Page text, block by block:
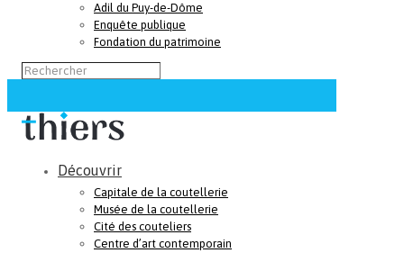
Adil du Puy-de-Dôme
Enquête publique
Fondation du patrimoine
Découvrir
Capitale de la coutellerie
Musée de la coutellerie
Cité des couteliers
Centre d’art contemporain